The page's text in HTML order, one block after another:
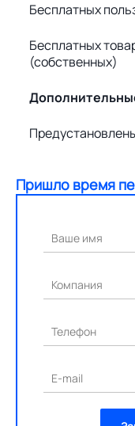
Бесплатных
Бесплатных
(собственных)
Пришло время
Ваше имя
Компания
Телефон
E-mail